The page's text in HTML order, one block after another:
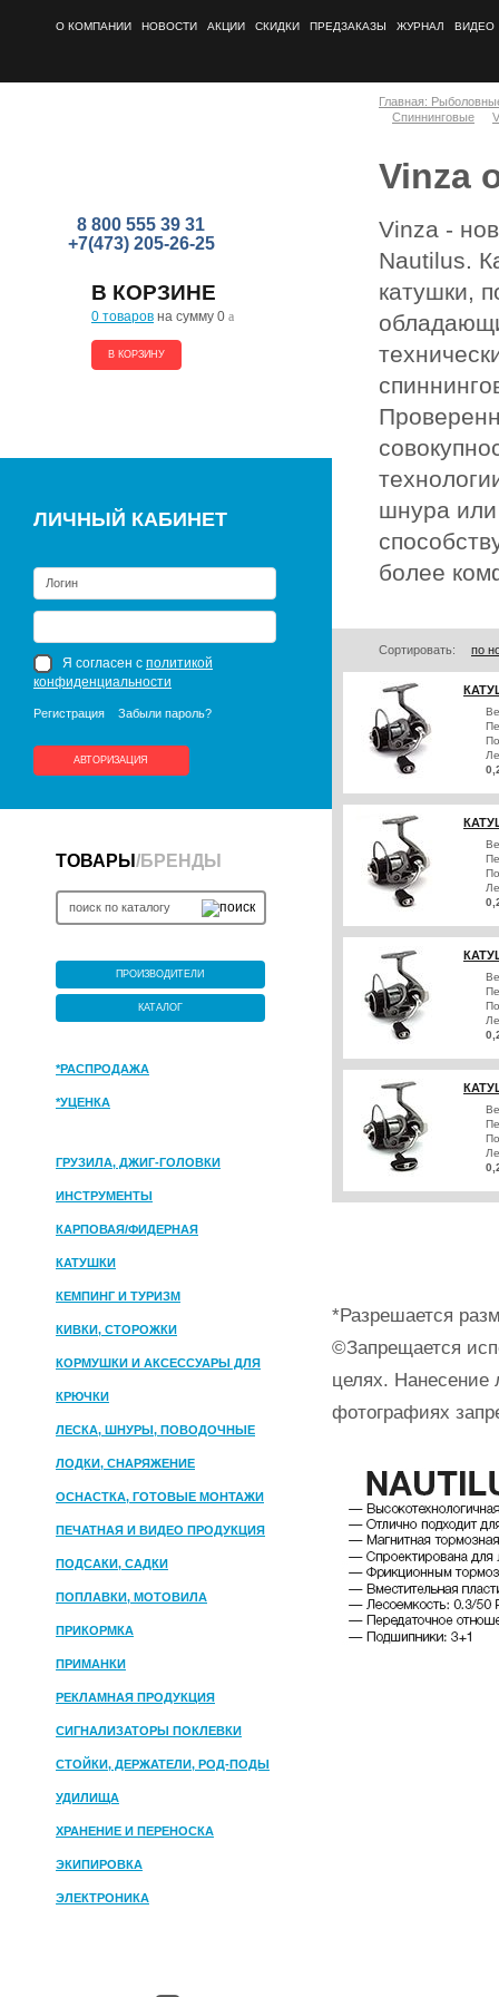
О КОМПАНИИ НОВОСТИ АКЦИИ СКИДКИ ПРЕДЗАКАЗЫ ЖУРНАЛ ВИДЕО
8 800 555 39 31
+7(473) 205-26-25
В КОРЗИНЕ
0 товаров на сумму 0 a
В КОРЗИНУ
ЛИЧНЫЙ КАБИНЕТ
Я согласен с политикой
конфиденциальности
Регистрация Забыли пароль?
АВТОРИЗАЦИЯ
ТОВАРЫ /БРЕНДЫ
ПРОИЗВОДИТЕЛИ
КАТАЛОГ
*РАСПРОДАЖА
*УЦЕНКА
ГРУЗИЛА, ДЖИГ-ГОЛОВКИ
ИНСТРУМЕНТЫ
КАРПОВАЯ/ФИДЕРНАЯ
КАТУШКИ
КЕМПИНГ И ТУРИЗМ
КИВКИ, СТОРОЖКИ
КОРМУШКИ И АКСЕССУАРЫ ДЛЯ
ПРИКОРМКИ
КРЮЧКИ
ЛЕСКА, ШНУРЫ, ПОВОДОЧНЫЕ
МАТЕРИАЛЫ
ЛОДКИ, СНАРЯЖЕНИЕ
ОСНАСТКА, ГОТОВЫЕ МОНТАЖИ
ПЕЧАТНАЯ И ВИДЕО ПРОДУКЦИЯ
ПОДСАКИ, САДКИ
ПОПЛАВКИ, МОТОВИЛА
ПРИКОРМКА
ПРИМАНКИ
РЕКЛАМНАЯ ПРОДУКЦИЯ
СИГНАЛИЗАТОРЫ ПОКЛЕВКИ
СТОЙКИ, ДЕРЖАТЕЛИ, РОД-ПОДЫ
УДИЛИЩА
ХРАНЕНИЕ И ПЕРЕНОСКА
ЭКИПИРОВКА
ЭЛЕКТРОНИКА
Главная:
Спиннинговые
Vinza
Vinza -
Nautilus.
катушки,
шнура или
более
Сортировать: по
*Разрешается
©Запрещается
целях. Нанесение
фотографиях